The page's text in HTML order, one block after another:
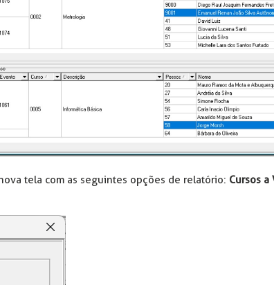
tela com as seguintes opções de relatório: Cursos a